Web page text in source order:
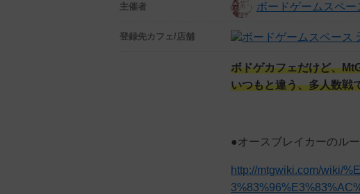
主催者 ボードゲームスペー
登録先カフェ/店舗
ボドゲカフェだけど、
いつもと違う、多人数戦
●オースブレイカーのル
http://mtgwiki.com/wiki/